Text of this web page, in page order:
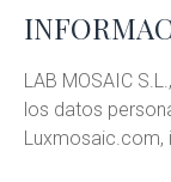
LAB MOSAIC
los datos
Luxmosaic.com,